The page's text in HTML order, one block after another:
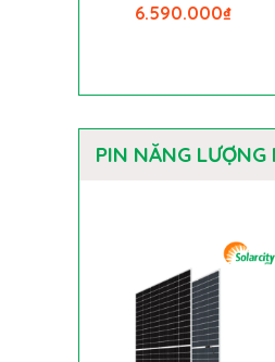
₫
6.590.000
PIN NĂNG LƯỢNG